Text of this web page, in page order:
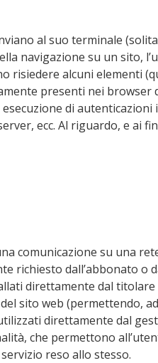
al suo terminale
navigazione su un sito,
risiedere alcuni elementi
presenti nei
di
ecc. Al riguardo, e ai
comunicazione su una
dall’abbonato o
direttamente dal
sito web (permettendo,
direttamente dal
che permettono
reso allo stesso.